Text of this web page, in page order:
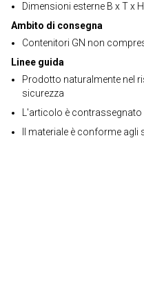
Dimensioni esterne B x T x
Ambito di consegna
Contenitori GN non
Linee guida
Prodotto naturalmente nel
sicurezza
L'articolo è
Il materiale è conforme